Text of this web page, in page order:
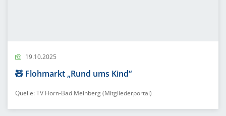
19.10.2025
🧸 Flohmarkt „Rund ums Kind“
Quelle: TV Horn-Bad Meinberg (Mitgliederportal)